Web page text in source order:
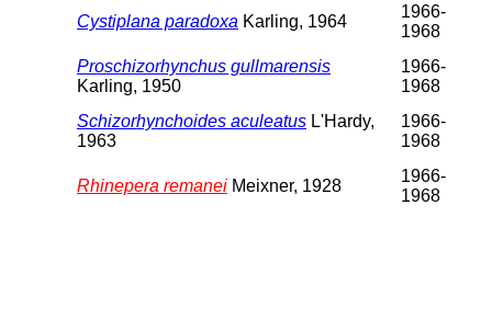
Cystiplana paradoxa Karling, 1964
1966-
1968
Proschizorhynchus gullmarensis
Karling, 1950
1966-
1968
Schizorhynchoides aculeatus L'Hardy,
1963
1966-
1968
Rhinepera remanei Meixner, 1928
1966-
1968